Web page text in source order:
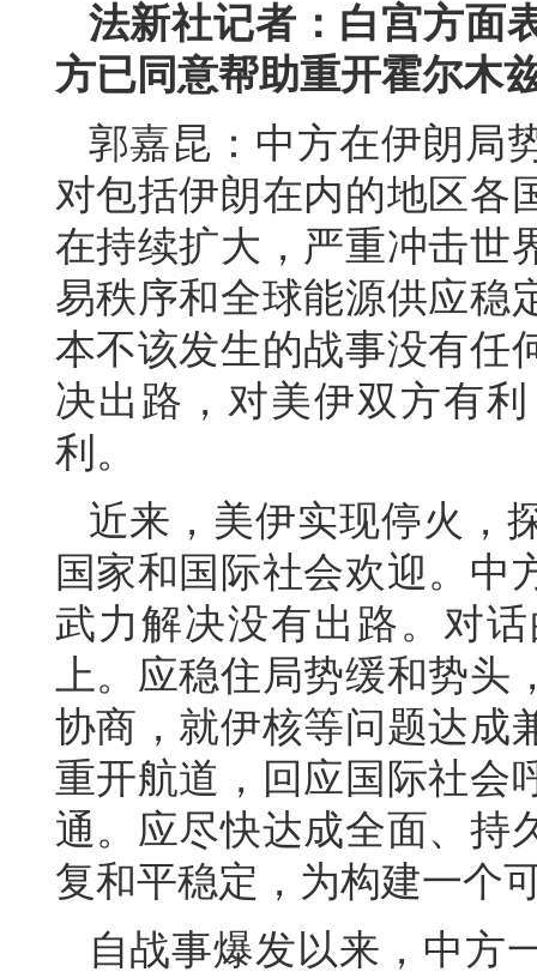
法新社记者：白宫方面
方已同意帮助重开霍尔木
郭嘉昆：中方在伊朗局
对包括伊朗在内的地区各
在持续扩大，严重冲击世
易秩序和全球能源供应稳
本不该发生的战事没有任
决出路，对美伊双方有
利。
近来，美伊实现停火，
国家和国际社会欢迎。中
武力解决没有出路。对
上。应稳住局势缓和势头
协商，就伊核等问题达成
重开航道，回应国际社会
通。应尽快达成全面、持
复和平稳定，为构建一个
自战事爆发以来，中方